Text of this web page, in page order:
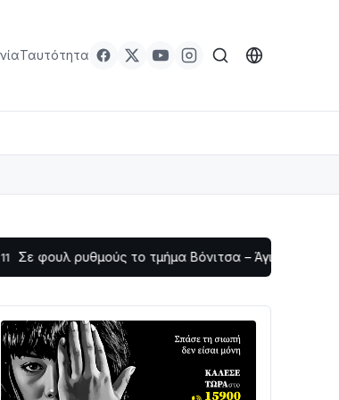
Ταυτότητα
το τμήμα Βόνιτσα – Άγιος Νικόλαος |